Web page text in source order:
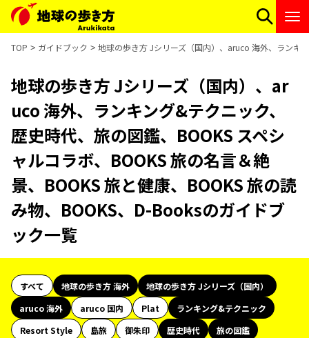
TOP ガイドブック 地球の歩き方 Jシリーズ（国内）、aruco 海外、ランキ
地球の歩き方 Jシリーズ（国内）、ar
uco 海外、ランキング&テクニック、
歴史時代、旅の図鑑、BOOKS スペシ
ャルコラボ、BOOKS 旅の名言＆絶
景、BOOKS 旅と健康、BOOKS 旅の読
み物、BOOKS、D-Booksのガイドブ
ック一覧
すべて 地球の歩き方 海外
地球の歩き方 Jシリーズ（国内）
aruco 海外
aruco 国内 Plat
ランキング&テクニック
Resort Style
島旅 御朱印 歴史時代
旅の図鑑